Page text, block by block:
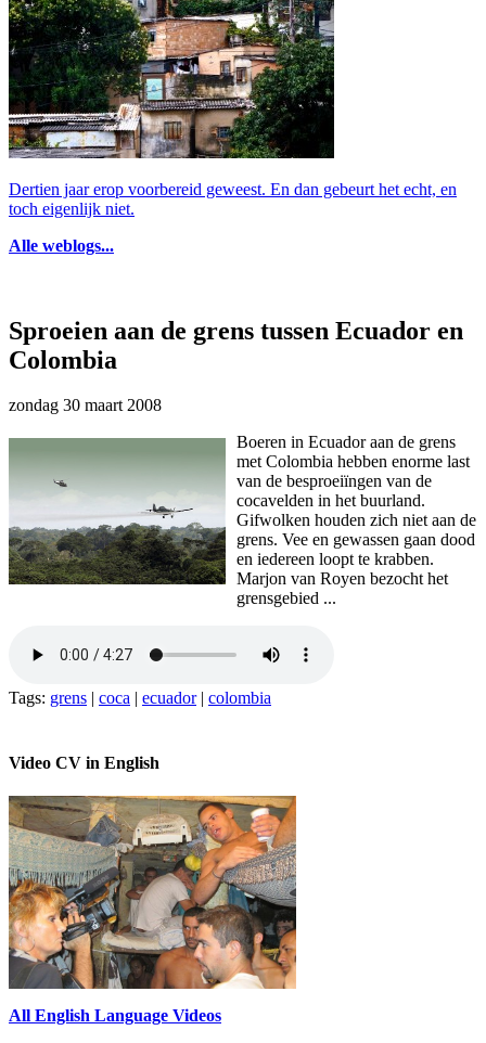
Dertien jaar erop voorbereid geweest. En dan gebeurt het echt, en
toch eigenlijk niet.
Alle weblogs...
Sproeien aan de grens tussen Ecuador en
Colombia
zondag 30 maart 2008
Boeren in Ecuador aan de grens
met Colombia hebben enorme last
van de besproeiïngen van de
cocavelden in het buurland.
Gifwolken houden zich niet aan de
grens. Vee en gewassen gaan dood
en iedereen loopt te krabben.
Marjon van Royen bezocht het
grensgebied ...
Tags: grens | coca | ecuador| colombia
Video CV in English
All English Language Videos